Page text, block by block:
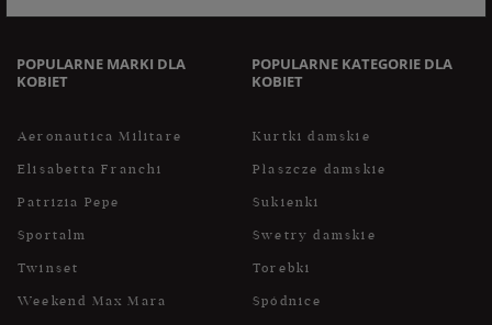
POPULARNE MARKI DLA
KOBIET
Aeronautica Militare
Elisabetta Franchi
Patrizia Pepe
Sportalm
Twinset
Weekend Max Mara
POPULARNE KATEGORIE DLA
KOBIET
Kurtki damskie
Płaszcze damskie
Sukienki
Swetry damskie
Torebki
Spódnice